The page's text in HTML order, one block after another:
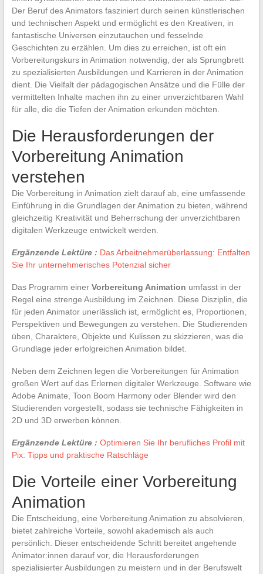
Der Beruf des Animators fasziniert durch seinen künstlerischen
und technischen Aspekt und ermöglicht es den Kreativen, in
fantastische Universen einzutauchen und fesselnde
Geschichten zu erzählen. Um dies zu erreichen, ist oft ein
Vorbereitungskurs in Animation notwendig, der als Sprungbrett
zu spezialisierten Ausbildungen und Karrieren in der Animation
dient. Die Vielfalt der pädagogischen Ansätze und die Fülle der
vermittelten Inhalte machen ihn zu einer unverzichtbaren Wahl
für alle, die die Tiefen der Animation erkunden möchten.
Die Herausforderungen der
Vorbereitung Animation
verstehen
Die Vorbereitung in Animation zielt darauf ab, eine umfassende
Einführung in die Grundlagen der Animation zu bieten, während
gleichzeitig Kreativität und Beherrschung der unverzichtbaren
digitalen Werkzeuge entwickelt werden.
Ergänzende Lektüre : Das Arbeitnehmerüberlassung: Entfalten
Sie Ihr unternehmerisches Potenzial sicher
Das Programm einer Vorbereitung Animation umfasst in der
Regel eine strenge Ausbildung im Zeichnen. Diese Disziplin, die
für jeden Animator unerlässlich ist, ermöglicht es, Proportionen,
Perspektiven und Bewegungen zu verstehen. Die Studierenden
üben, Charaktere, Objekte und Kulissen zu skizzieren, was die
Grundlage jeder erfolgreichen Animation bildet.
Neben dem Zeichnen legen die Vorbereitungen für Animation
großen Wert auf das Erlernen digitaler Werkzeuge. Software wie
Adobe Animate, Toon Boom Harmony oder Blender wird den
Studierenden vorgestellt, sodass sie technische Fähigkeiten in
2D und 3D erwerben können.
Ergänzende Lektüre : Optimieren Sie Ihr berufliches Profil mit
Pix: Tipps und praktische Ratschläge
Die Vorteile einer Vorbereitung
Animation
Die Entscheidung, eine Vorbereitung Animation zu absolvieren,
bietet zahlreiche Vorteile, sowohl akademisch als auch
persönlich. Dieser entscheidende Schritt bereitet angehende
Animator:innen darauf vor, die Herausforderungen
spezialisierter Ausbildungen zu meistern und in der Berufswelt